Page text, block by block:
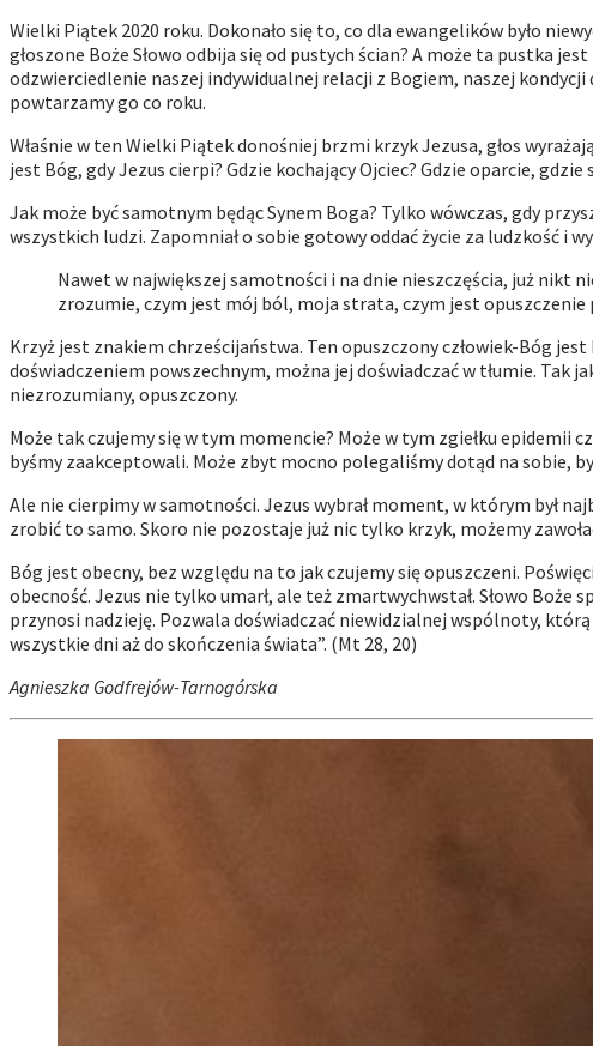
Wielki Piątek 2020 roku. Dokonało się to, co dla ewangelików było
głoszone Boże Słowo odbija się od pustych ścian? A może ta pustka
odzwierciedlenie naszej indywidualnej relacji z Bogiem, naszej
powtarzamy go co roku.
Właśnie w ten Wielki Piątek donośniej brzmi krzyk Jezusa, głos
jest Bóg, gdy Jezus cierpi? Gdzie kochający Ojciec? Gdzie oparcie,
Jak może być samotnym będąc Synem Boga? Tylko wówczas, gdy
wszystkich ludzi. Zapomniał o sobie gotowy oddać życie za ludzkość i
Nawet w największej samotności i na dnie nieszczęścia, już nikt
zrozumie, czym jest mój ból, moja strata, czym jest
Krzyż jest znakiem chrześcijaństwa. Ten opuszczony człowiek-Bóg
doświadczeniem powszechnym, można jej doświadczać w tłumie. Tak
niezrozumiany, opuszczony.
Może tak czujemy się w tym momencie? Może w tym zgiełku epidemii
byśmy zaakceptowali. Może zbyt mocno polegaliśmy dotąd na sobie,
Ale nie cierpimy w samotności. Jezus wybrałmoment, w którym był
zrobić to samo. Skoro nie pozostaje już nic tylko krzyk, możemy
Bóg jest obecny, bez względu na to jak czujemy się opuszczeni.
obecność. Jezus nie tylko umarł, ale też zmartwychwstał. Słowo
przynosi nadzieję. Pozwala doświadczać niewidzialnej wspólnoty,
wszystkie dni aż do skończenia świata”. (Mt 28, 20)
Agnieszka Godfrejów-Tarnogórska